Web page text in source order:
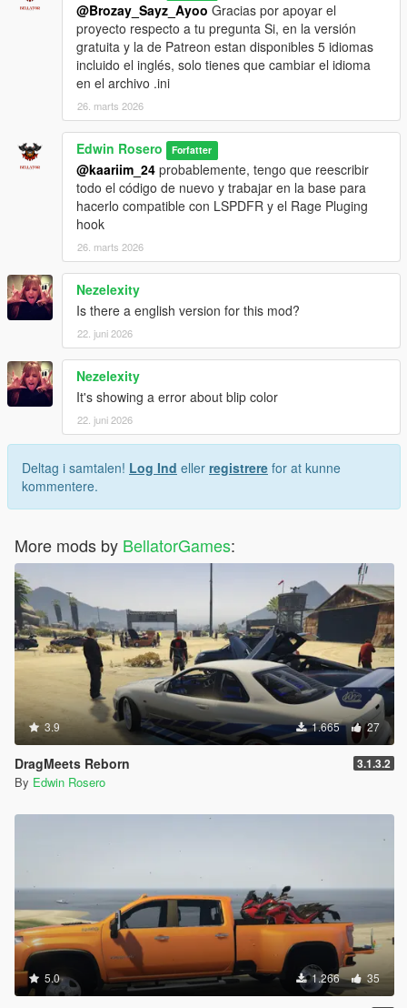
@Brozay_Sayz_Ayoo Gracias por apoyar el
proyecto respecto a tu pregunta Si, en la versión
gratuita y la de Patreon estan disponibles 5 idiomas
incluido el inglés, solo tienes que cambiar el idioma
en el archivo .ini
26. marts 2026
Edwin Rosero Forfatter
@kaariim_24 probablemente, tengo que reescribir
todo el código de nuevo y trabajar en la base para
hacerlo compatible con LSPDFR y el Rage Pluging
hook
26. marts 2026
Nezelexity
Is there a english version for this mod?
22. juni 2026
Nezelexity
It's showing a error about blip color
22. juni 2026
Deltag i samtalen! Log Ind eller registrere for at kunne
kommentere.
More mods by BellatorGames:
3.9 1.665 27
DragMeets Reborn 3.1.3.2
By Edwin Rosero
5.0 1.266 35